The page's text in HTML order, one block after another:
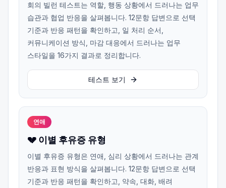
회의 빌런 테스트는 역할, 행동 상황에서 드러나는 업무
습관과 협업 반응을 살펴봅니다. 12문항 답변으로 선택
기준과 반응 패턴을 확인하고, 일 처리 순서,
커뮤니케이션 방식, 마감 대응에서 드러나는 업무
스타일을 16가지 결과로 정리합니다.
테스트 보기
연애
💔 이별 후유증 유형
이별 후유증 유형은 연애, 심리 상황에서 드러나는 관계
반응과 표현 방식을 살펴봅니다. 12문항 답변으로 선택
기준과 반응 패턴을 확인하고, 약속, 대화, 배려